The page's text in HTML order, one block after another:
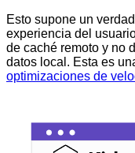
Esto supone un
experiencia del
de caché remoto y no
datos local. Esta es
optimizaciones de